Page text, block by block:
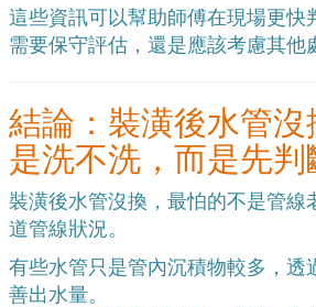
這些資訊可以幫助師傅在現場更快
需要保守評估，還是應該考慮其他
結論：裝潢後水管沒
是洗不洗，而是先判
裝潢後水管沒換，最怕的不是管線
道管線狀況。
有些水管只是管內沉積物較多，透
善出水量。